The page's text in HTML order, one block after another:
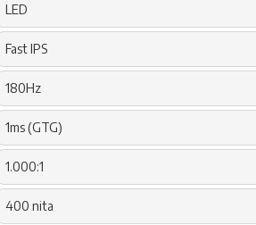
LED
Fast IPS
180Hz
1ms (GTG)
1.000:1
400 nita